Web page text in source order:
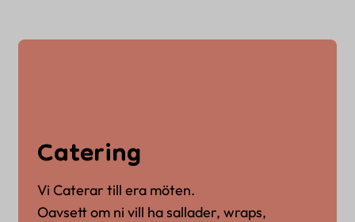
Catering
Vi Caterar till era möten.
Oavsett om ni vill ha sallader, wraps,